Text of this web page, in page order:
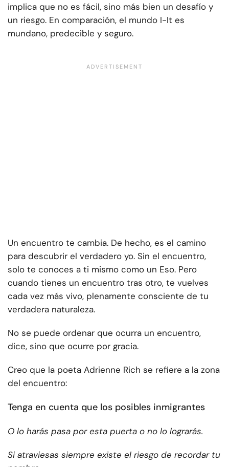
implica que no es fácil, sino más bien un desafío y
un riesgo. En comparación, el mundo I-It es
mundano, predecible y seguro.
Un encuentro te cambia. De hecho, es el camino
para descubrir el verdadero yo. Sin el encuentro,
solo te conoces a ti mismo como un Eso. Pero
cuando tienes un encuentro tras otro, te vuelves
cada vez más vivo, plenamente consciente de tu
verdadera naturaleza.
No se puede ordenar que ocurra un encuentro,
dice, sino que ocurre por gracia.
Creo que la poeta Adrienne Rich se refiere a la zona
del encuentro:
Tenga en cuenta que los posibles inmigrantes
O lo harás pasa por esta puerta o no lo lograrás.
Si atraviesas siempre existe el riesgo de recordar tu